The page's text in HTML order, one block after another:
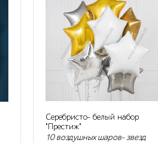
Серебристо- белый набор
"Престиж"
10 воздушных шаров- звезд